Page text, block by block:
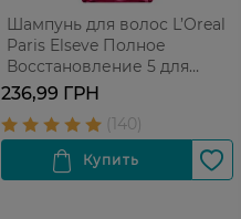
Шампунь для волос L’Oreal
Paris Elseve Полное
Восстановление 5 для
поврежденных волос 400
236,99 ГРН